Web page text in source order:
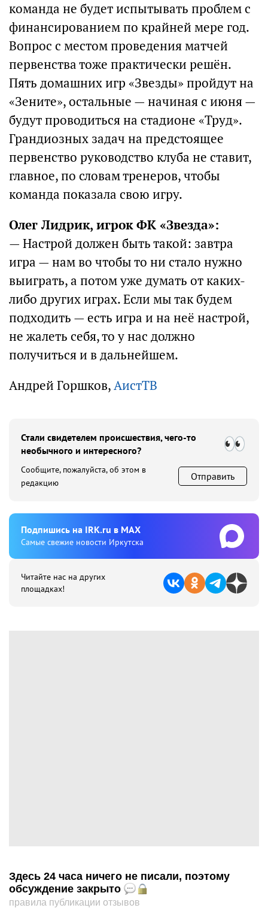
команда не будет испытывать проблем с
финансированием по крайней мере год.
Вопрос с местом проведения матчей
первенства тоже практически решён.
Пять домашних игр «Звезды» пройдут на
«Зените», остальные — начиная с июня —
будут проводиться на стадионе «Труд».
Грандиозных задач на предстоящее
первенство руководство клуба не ставит,
главное, по словам тренеров, чтобы
команда показала свою игру.
Олег Лидрик, игрок ФК «Звезда»:
— Настрой должен быть такой: завтра
игра — нам во чтобы то ни стало нужно
выиграть, а потом уже думать от каких-
либо других играх. Если мы так будем
подходить — есть игра и на неё настрой,
не жалеть себя, то у нас должно
получиться и в дальнейшем.
Андрей Горшков,АистТВ
Стали свидетелем происшествия, чего-то
необычного и интересного?
Сообщите, пожалуйста, об этом в
редакцию
Отправить
Подпишиcь на IRK.ru в MAX
Cамые свежие новости Иркутска
Читайте нас на других
площадках!
Здесь 24 часа ничего не писали, поэтому
обсуждение закрыто
правила публикации отзывов